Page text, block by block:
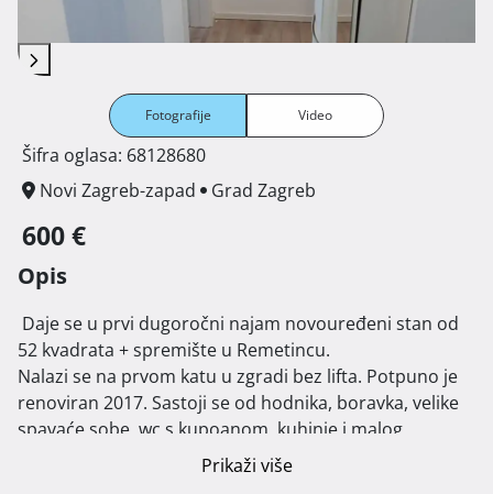
Fotografije Video
Šifra oglasa: 68128680
Novi Zagreb-zapad
Grad Zagreb
600 €
Opis
52 kvadrata + spremište u Remetincu.
Nalazi se na prvom katu u zgradi bez lifta. Potpuno je
renoviran 2017. Sastoji se od hodnika, boravka, velike
spavaće sobe, wc s kupoanom, kuhinje i malog
spremišta. Ima perilicu i sušilicu, novi hladnjak, novu
Prikaži više